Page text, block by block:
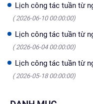
Lịch công tác tuần từ
( 2026-06-10 00:00:00)
Lịch công tác tuần từ
( 2026-06-04 00:00:00)
Lịch công tác tuần từ
( 2026-05-18 00:00:00)